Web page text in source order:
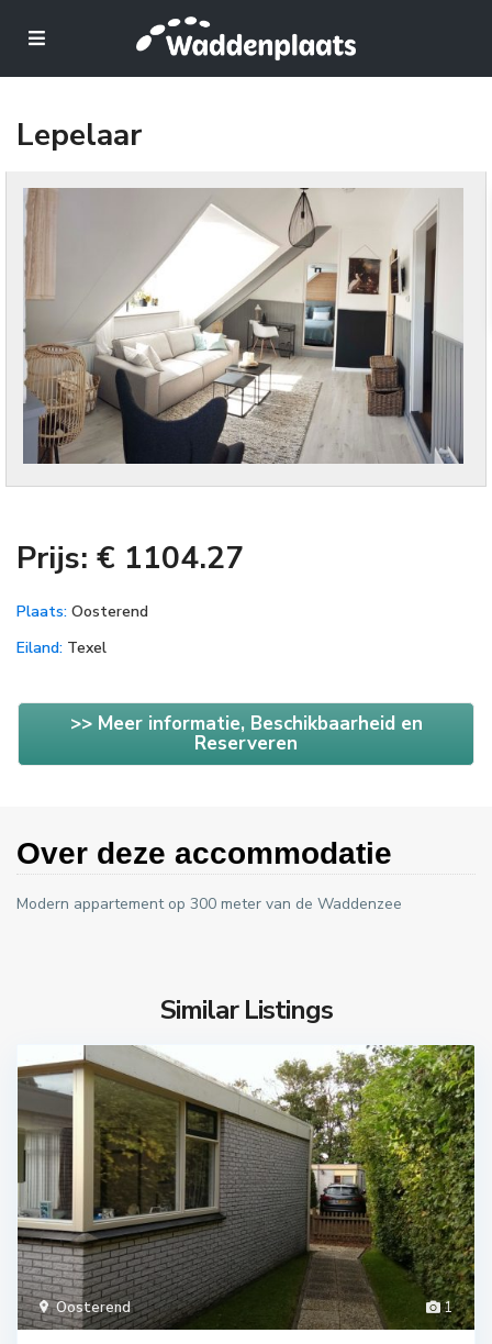
Lepelaar
Prijs: € 1104.27
Plaats: Oosterend
Eiland: Texel
>> Meer informatie, Beschikbaarheid en
Reserveren
Over deze accommodatie
Modern appartement op 300 meter van de Waddenzee
Similar Listings
1
Oosterend